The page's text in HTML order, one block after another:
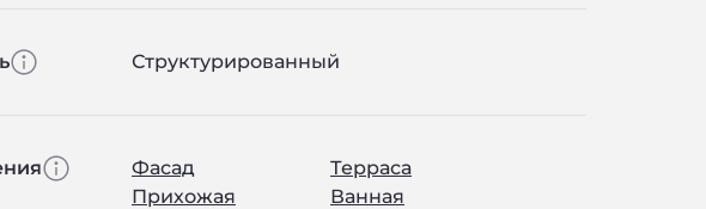
Структурированный
Фасад
Терраса
Прихожая
Ванная